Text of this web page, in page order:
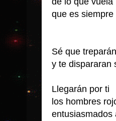
que es
Sé que
y te
Llegarán por ti
los hombres
entusiasmados